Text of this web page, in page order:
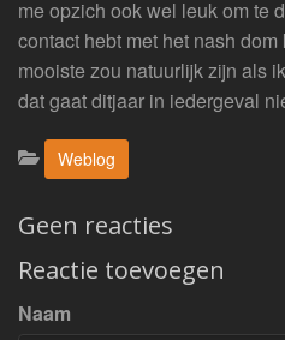
me opzich ook wel leuk om te
contact hebt met het nash
mooiste zou natuurlijk zijn als
dat gaat ditjaar in iedergeval
Categorieën:
Weblog
Geen reacties
Reactie toevoegen
Naam